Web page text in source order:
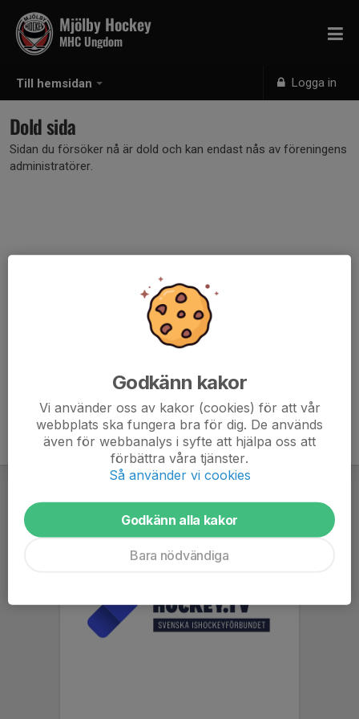
Till hemsidan Logga in
Mjölby Hockey
MHC Ungdom
Dold sida
Sidan du försöker nå är dold och kan endast nås av föreningens
administratörer.
Godkänn kakor
Vi använder oss av kakor (cookies) för att vår
webbplats ska fungera bra för dig. De används
även för webbanalys i syfte att hjälpa oss att
förbättra våra tjänster.
Så använder vi cookies
Godkänn alla kakor
Bara nödvändiga